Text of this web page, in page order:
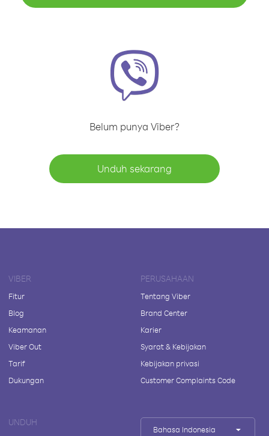
Belum punya Viber?
Unduh sekarang
VIBER
Fitur
Blog
Keamanan
Viber Out
Tarif
Dukungan
PERUSAHAAN
Tentang Viber
Brand Center
Karier
Syarat & Kebijakan
Kebijakan privasi
Customer Complaints Code
UNDUH
Bahasa Indonesia